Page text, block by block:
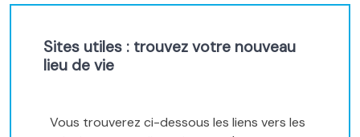
Sites utiles : trouvez votre nouveau
lieu de vie
Vous trouverez ci-dessous les liens vers les